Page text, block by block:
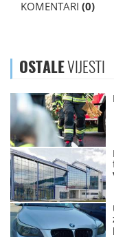
KOMENTARI (0)
OSTALEVIJESTI